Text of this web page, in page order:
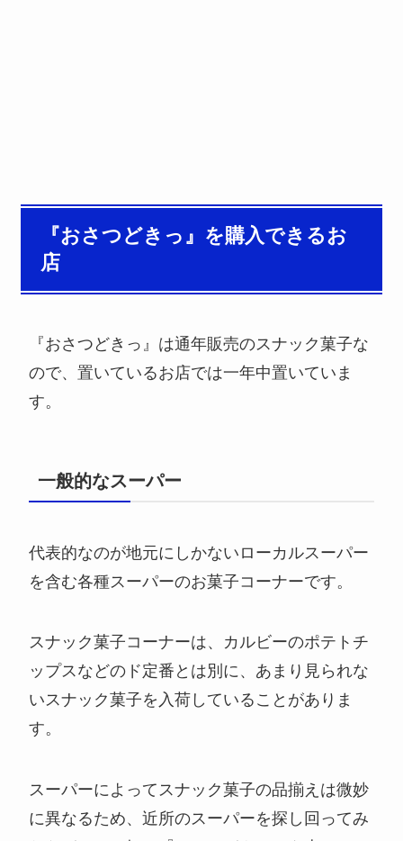
『おさつどきっ』を購入できるお
店
『おさつどきっ』は通年販売のスナック菓子な
ので、置いているお店では一年中置いていま
す。
一般的なスーパー
代表的なのが地元にしかないローカルスーパー
を含む各種スーパーのお菓子コーナーです。
スナック菓子コーナーは、カルビーのポテトチ
ップスなどのド定番とは別に、あまり見られな
いスナック菓子を入荷していることがありま
す。
スーパーによってスナック菓子の品揃えは微妙
に異なるため、近所のスーパーを探し回ってみ